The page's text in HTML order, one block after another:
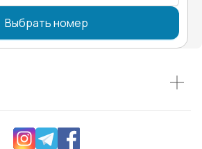
Выбрать номер